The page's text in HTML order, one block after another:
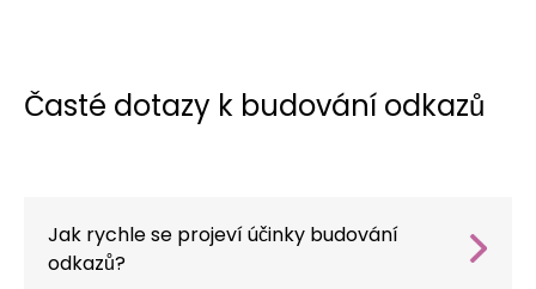
Časté dotazy k budování odkazů
Jak rychle se projeví účinky budování
odkazů?